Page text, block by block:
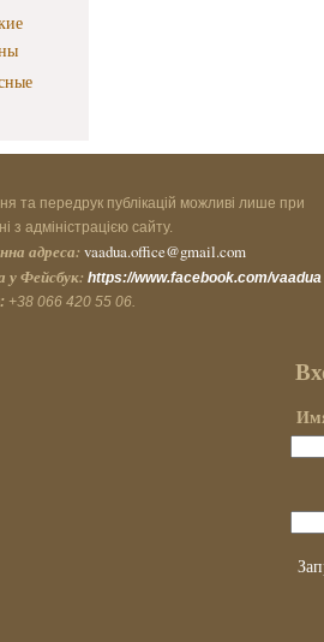
та передрук публікацій можливі лише при
з адміністрацією сайту.
адреса: vaadua.office@gmail.com
у Фейсбук: https://www.facebook.com/vaadua
+38 066 420 55 06.